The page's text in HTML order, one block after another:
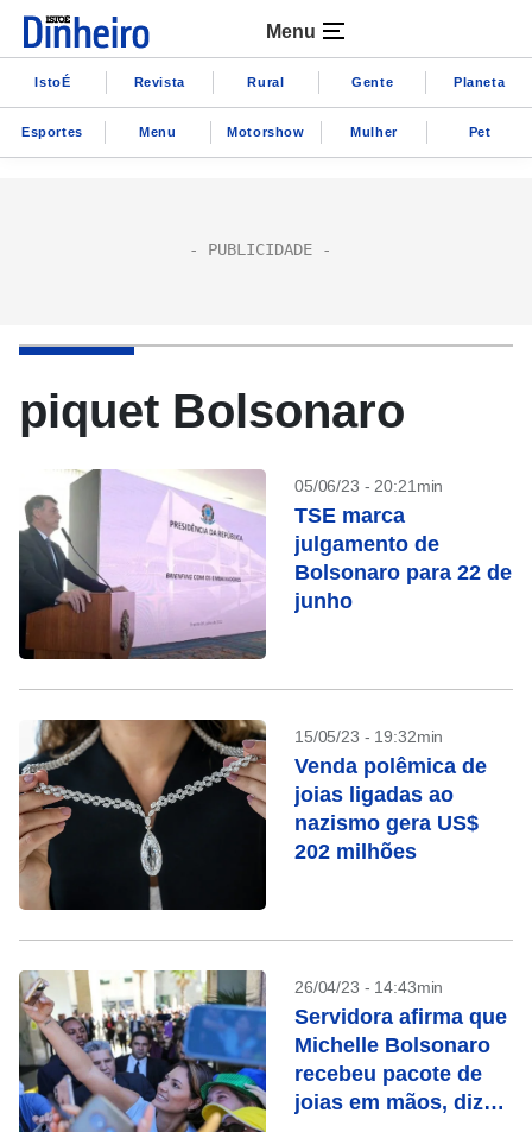
Menu
IstoÉ Revista Rural Gente Planeta
Esportes Menu Motorshow Mulher Pet
piquet Bolsonaro
05/06/23 - 20:21min
TSE marca
julgamento de
Bolsonaro para 22 de
junho
15/05/23 - 19:32min
Venda polêmica de
joias ligadas ao
nazismo gera US$
202 milhões
26/04/23 - 14:43min
Servidora afirma que
Michelle Bolsonaro
recebeu pacote de
joias em mãos, diz